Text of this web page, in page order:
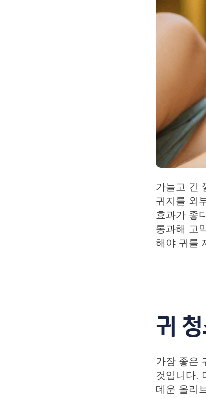
가늘고 긴
귀지를 외
효과가 좋
통과해 고
해야 귀를
귀
가장 좋은
것입니다.
데운 올리